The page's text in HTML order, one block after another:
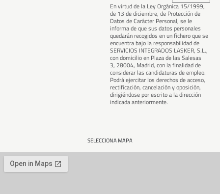
En virtud de la Ley Orgánica 15/1999,
de 13 de diciembre, de Protección de
Datos de Carácter Personal, se le
informa de que sus datos personales
quedarán recogidos en un fichero que se
encuentra bajo la responsabilidad de
SERVICIOS INTEGRADOS LASKER, S.L.,
con domicilio en Plaza de las Salesas
3, 28004, Madrid, con la finalidad de
considerar las candidaturas de empleo.
Podrá ejercitar los derechos de acceso,
rectificación, cancelación y oposición,
dirigiéndose por escrito a la dirección
indicada anteriormente.
SELECCIONA MAPA